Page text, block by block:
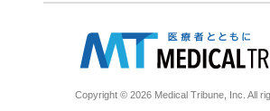
Copyright © 2026 Medical Tribune, Inc. All